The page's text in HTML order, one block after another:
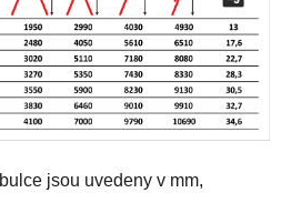
jsou uvedeny v mm,